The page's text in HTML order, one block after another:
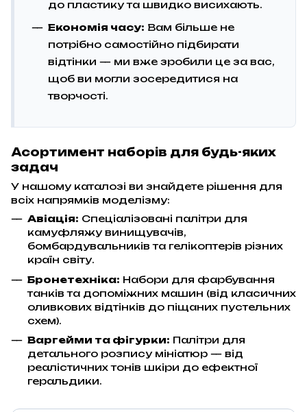
до пластику та швидко висихають.
Економія часу: Вам більше не
потрібно самостійно підбирати
відтінки — ми вже зробили це за вас,
щоб ви могли зосередитися на
творчості.
Асортимент наборів для будь-яких
задач
У нашому каталозі ви знайдете рішення для
всіх напрямків моделізму:
Авіація: Спеціалізовані палітри для
камуфляжу винищувачів,
бомбардувальників та гелікоптерів різних
країн світу.
Бронетехніка: Набори для фарбування
танків та допоміжних машин (від класичних
оливкових відтінків до піщаних пустельних
схем).
Варгейми та фігурки: Палітри для
детального розпису мініатюр — від
реалістичних тонів шкіри до ефектної
геральдики.